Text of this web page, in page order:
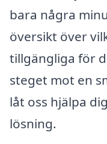
bara några
översikt över
tillgängliga för
steget mot en
låt oss hjälpa
lösning.